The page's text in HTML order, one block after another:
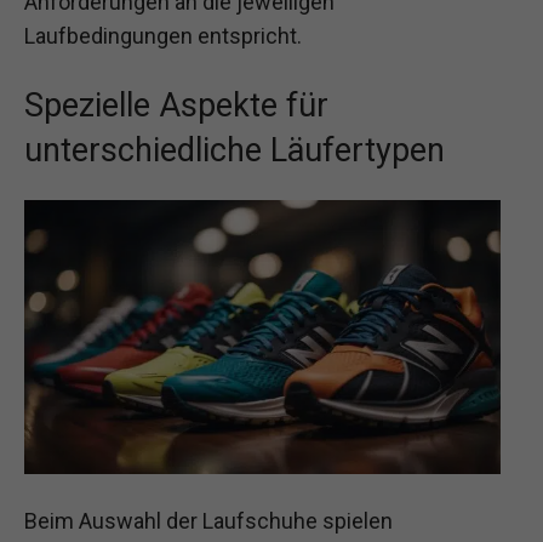
Laufbedingungen entspricht.
Spezielle Aspekte für
unterschiedliche Läufertypen
Beim Auswahl der Laufschuhe spielen